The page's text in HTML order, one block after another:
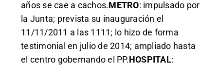
años se cae a cachos.METRO: impulsado por
la Junta; prevista su inauguración el
11/11/2011 a las 1111; lo hizo de forma
testimonial en julio de 2014; ampliado hasta
el centro gobernando el PP.HOSPITAL: